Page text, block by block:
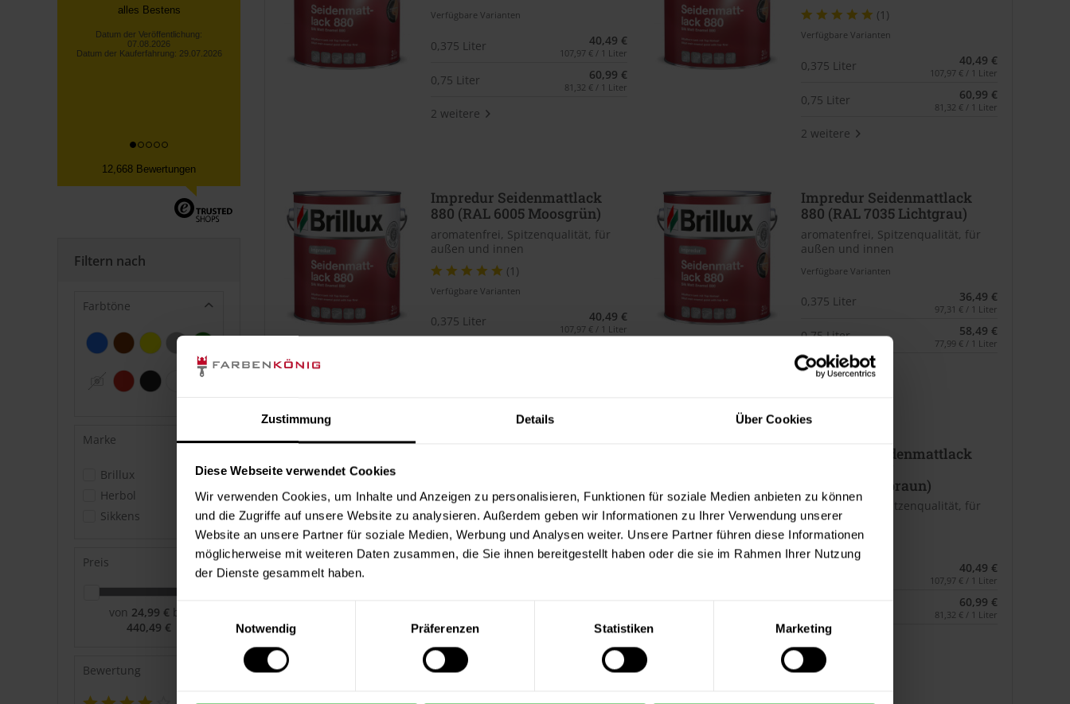
Zustimmung Details Über Cookies
Diese Webseite verwendet Cookies
Wir verwenden Cookies, um Inhalte und Anzeigen zu personalisieren, Funktionen für soziale Medien anbieten zu können
und die Zugriffe auf unsere Website zu analysieren. Außerdem geben wir Informationen zu Ihrer Verwendung unserer
Website an unsere Partner für soziale Medien, Werbung und Analysen weiter. Unsere Partner führen diese Informationen
möglicherweise mit weiteren Daten zusammen, die Sie ihnen bereitgestellt haben oder die sie im Rahmen Ihrer Nutzung
der Dienste gesammelt haben.
Einwilligungsauswahl
Notwendig
Präferenzen Statistiken Marketing
Schnelle Bearbeitung und und
König ist gerechtfertigt.
Uwe B., Protzen
12,668 Bewertungen
Filtern nach
Farbtöne
Marke
Brillux
Herbol
Sikkens
Preis
von 24,99 € bis
440,49 €
Bewertung
Verfügbare Varianten
0,375 Liter 40,49 €
107,97 € / 1 Liter
0,75 Liter 60,99 €
81,32 € / 1 Liter
2 weitere
(1)
Verfügbare Varianten
0,375 Liter 40,49 €
107,97 € / 1 Liter
0,75 Liter 60,99 €
81,32 € / 1 Liter
2 weitere
Impredur Seidenmattlack
880 (RAL 6005 Moosgrün)
aromatenfrei, Spitzenqualität, für
außen und innen
(1)
Verfügbare Varianten
0,375 Liter 40,49 €
107,97 € / 1 Liter
Impredur Seidenmattlack
880 (RAL 7035 Lichtgrau)
aromatenfrei, Spitzenqualität, für
außen und innen
Verfügbare Varianten
0,375 Liter 36,49 €
97,31 € / 1 Liter
0,75 Liter 58,49 €
77,99 € / 1 Liter
2 weitere
aromatenfrei, Spitzenqualität, für
außen und innen
Verfügbare Varianten
2 weitere
Impredur Seidenmattlack
Schokoladenbraun)
aromatenfrei, Spitzenqualität, für
außen und innen
Verfügbare Varianten
40,49 €
107,97 € / 1 Liter
60,99 €
81,32 € / 1 Liter
2 weitere